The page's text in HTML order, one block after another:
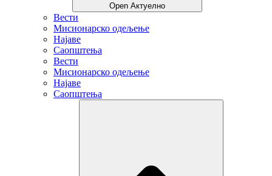
Open Актуелно
Вести
Мисионарско одељење
Најаве
Саопштења
Вести
Мисионарско одељење
Најаве
Саопштења